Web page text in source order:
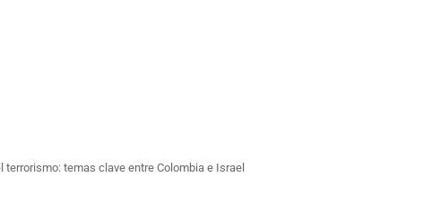
temas clave entre Colombia e Israel